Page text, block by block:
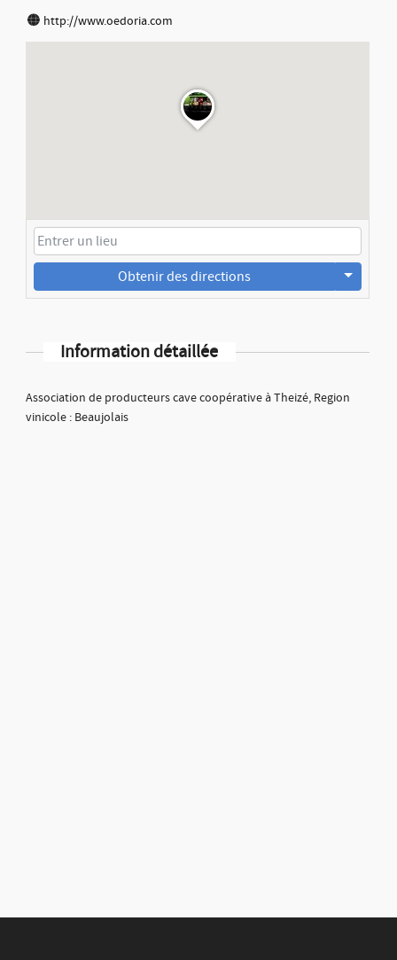
http://www.oedoria.com
Obtenir des directions
Information détaillée
Association de producteurs cave coopérative à Theizé, Region
vinicole : Beaujolais